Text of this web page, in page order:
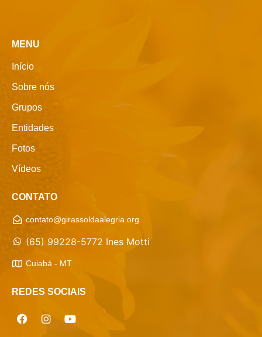
MENU
Início
Sobre nós
Grupos
Entidades
Fotos
Vídeos
CONTATO
contato@girassoldaalegria.org
(65) 99228-5772 Ines Motti
Cuiabá - MT
REDES SOCIAIS